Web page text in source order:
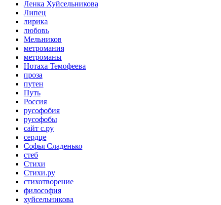
Ленка Хуйсельникова
Липец
лирика
любовь
Мельников
метромания
метроманы
Нотаха Темофеева
проза
путен
Путь
Россия
русофобия
русофобы
сайт с.ру
сердце
Софья Сладенько
стеб
Стихи
Стихи.ру
стихотворение
философия
хуйсельникова